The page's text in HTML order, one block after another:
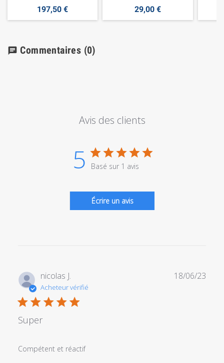
197,50 € 29,00 €
chat Commentaires (0)
Avis des clients
5 Basé sur 1 avis
Écrire un avis
nicolas J.
Acheteur vérifié
Super
Compétent et réactif
18/06/23